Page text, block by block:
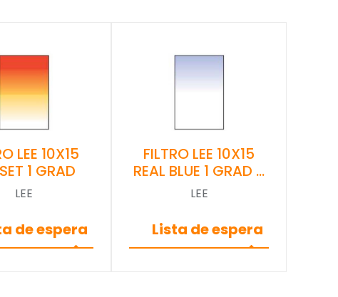
LEE 10X15
1 GRAD
LEE
de espera
FILTRO LEE 10X15
REAL BLUE 1 GRAD …
LEE
Lista de espera